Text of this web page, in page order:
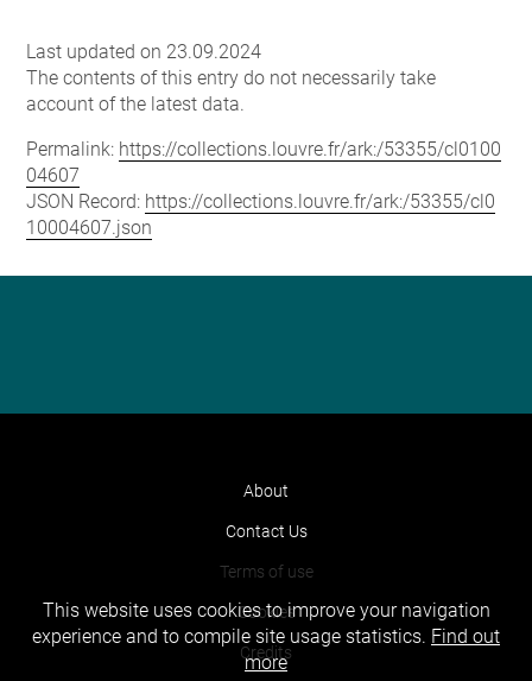
Last updated on 23.09.2024
The contents of this entry do not necessarily take
account of the latest data.
Permalink: https://collections.louvre.fr/ark:/53355/cl0100
04607
JSON Record: https://collections.louvre.fr/ark:/53355/cl0
10004607.json
About
Contact Us
Terms of use
Cookies
Credits
This website uses cookies to improve your navigation
experience and to compile site usage statistics. Find out
more